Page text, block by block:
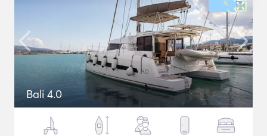
Bali 4.0